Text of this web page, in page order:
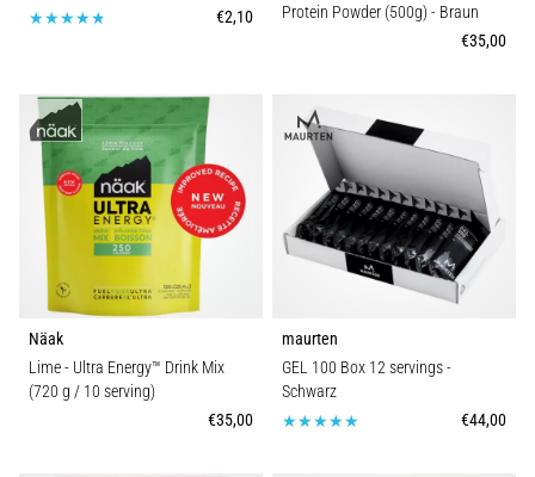
€2,10
Protein Powder (500g)- Braun
€35,00
Näak
Lime - Ultra Energy™ Drink Mix
(720 g / 10 serving)
€35,00
maurten
GEL 100 Box 12 servings-
Schwarz
€44,00